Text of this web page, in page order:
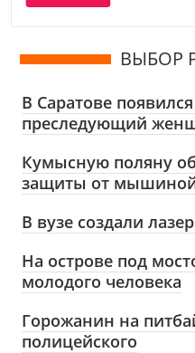
ВЫБОР
В Саратове
преследующий
Кумысную поляну
защиты от
В вузе создали
На острове под
молодого человека
Горожанин на
полицейского